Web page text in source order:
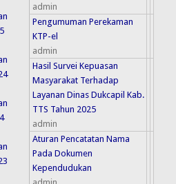
admin
Pengumuman Perekaman
KTP-el
admin
Hasil Survei Kepuasan
Masyarakat Terhadap
Layanan Dinas Dukcapil Kab.
TTS Tahun 2025
admin
Aturan Pencatatan Nama
Pada Dokumen
Kependudukan